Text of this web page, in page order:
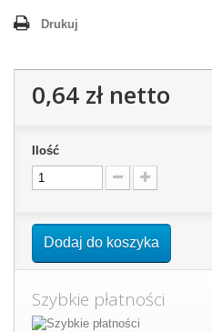
Drukuj
0,64 złnetto
Ilość
Dodaj do koszyka
Szybkie płatności